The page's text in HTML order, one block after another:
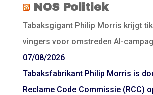
NOS Politiek
Tabaksgigant Philip Morris krijgt
vingers voor omstreden AI-
07/08/2026
Tabaksfabrikant Philip Morris is
Reclame Code Commissie (RCC)